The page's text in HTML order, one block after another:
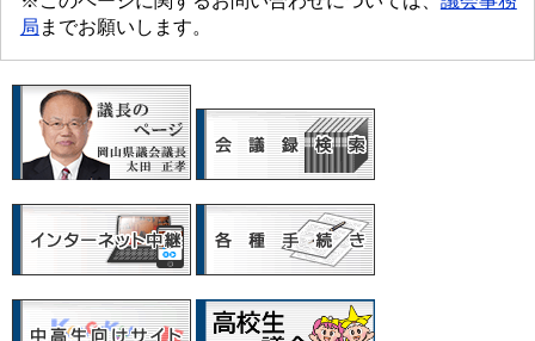
局 までお願いします。